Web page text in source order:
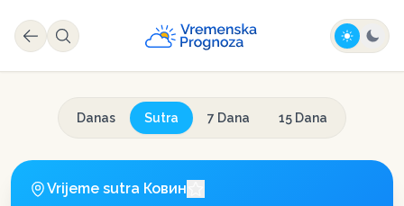
Danas Sutra 7 Dana 15 Dana
Vrijeme sutra Ковин